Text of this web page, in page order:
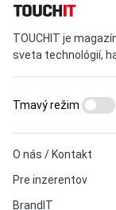
TOUCHIT je
sveta technológií,
O nás / Kontakt
Pre inzerentov
BrandIT
Tmavý režim